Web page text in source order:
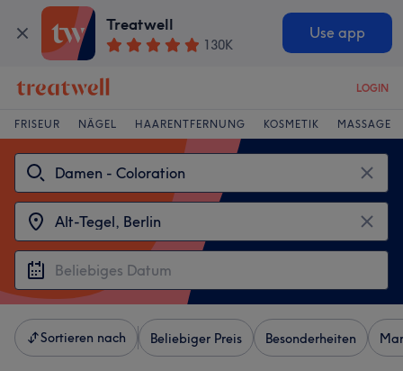
Treatwell
130K
Use app
LOGIN
FRISEUR NÄGEL HAARENTFERNUNG KOSMETIK MASSAGE
Sortieren nach Beliebiger Preis Besonderheiten